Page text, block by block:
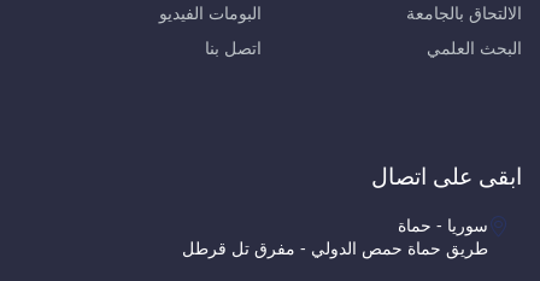
الالتحاق بالجامعة
البحث العلمي
البومات الفيديو
اتصل بنا
ابقى على اتصال
سوريا - حماة
طريق حماة حمص الدولي - مفرق تل قرطل